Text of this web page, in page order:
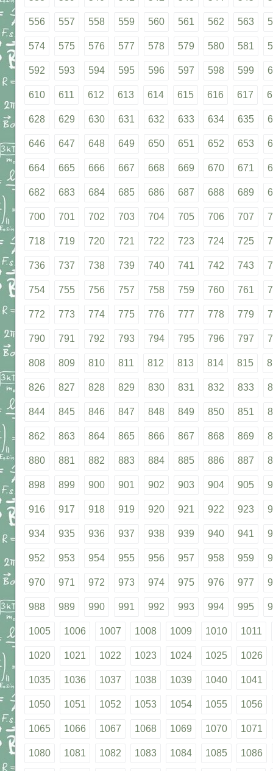
556 557 558 559 560 561 562 563
574 575 576 577 578 579 580 581
592 593 594 595 596 597 598 599
610 611 612 613 614 615 616 617
628 629 630 631 632 633 634 635
646 647 648 649 650 651 652 653
664 665 666 667 668 669 670 671
682 683 684 685 686 687 688 689
700 701 702 703 704 705 706 707
718 719 720 721 722 723 724 725
736 737 738 739 740 741 742 743
754 755 756 757 758 759 760 761
772 773 774 775 776 777 778 779
790 791 792 793 794 795 796 797
808 809 810 811 812 813 814 815
826 827 828 829 830 831 832 833
844 845 846 847 848 849 850 851
862 863 864 865 866 867 868 869
880 881 882 883 884 885 886 887
898 899 900 901 902 903 904 905
916 917 918 919 920 921 922 923
934 935 936 937 938 939 940 941
952 953 954 955 956 957 958 959
970 971 972 973 974 975 976 977
988 989 990 991 992 993 994 995
1005 1006 1007 1008 1009 1010 1011
1020 1021 1022 1023 1024 1025 1026
1035 1036 1037 1038 1039 1040 1041
1050 1051 1052 1053 1054 1055 1056
1065 1066 1067 1068 1069 1070 1071
1080 1081 1082 1083 1084 1085 1086